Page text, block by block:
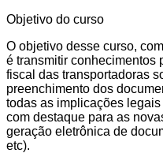
Objetivo do curso
O objetivo desse curso,
é transmitir conhecimentos
fiscal das transportadoras
preenchimento dos
todas as implicações
com destaque para as
geração eletrônica de
etc).